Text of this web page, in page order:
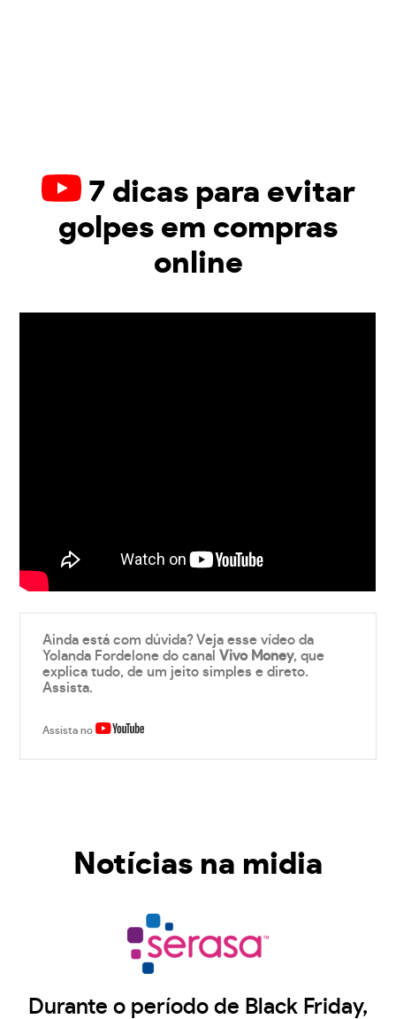
7 dicas para evitar
golpes em compras
online
Ainda está com dúvida? Veja esse vídeo da
Yolanda Fordelone do canalVivo Money, que
explica tudo, de um jeito simples e direto.
Assista.
Assista no
Notícias na midia
Durante o período de Black Friday,